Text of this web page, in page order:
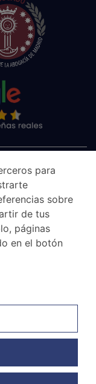
para
sobre
de tus
páginas
en el botón